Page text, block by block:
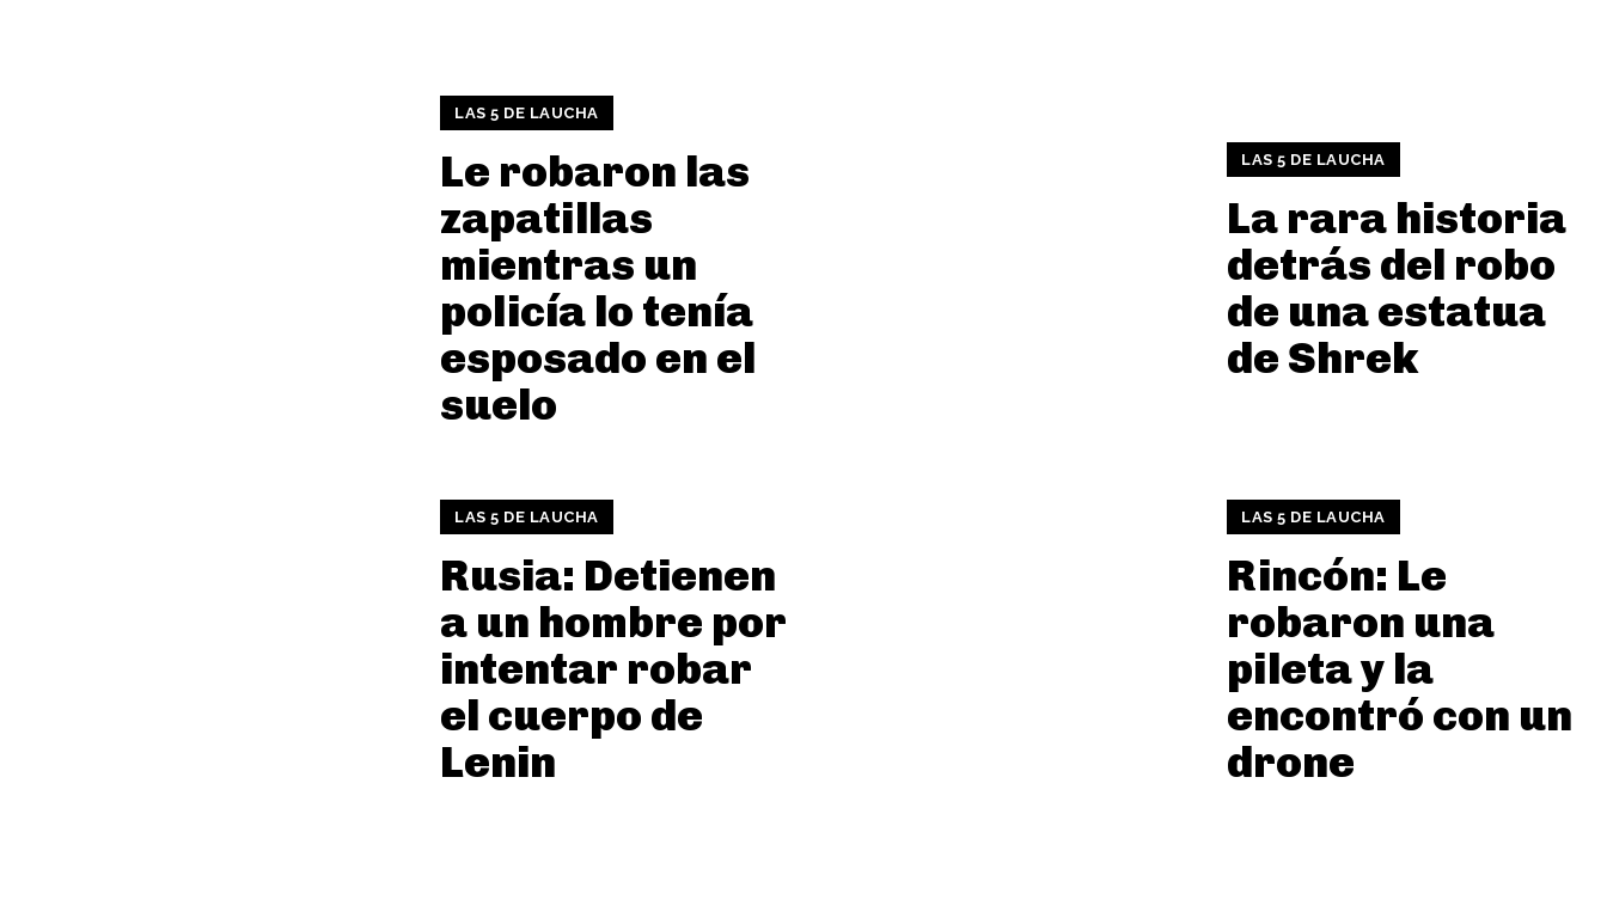
LAS 5 DE LAUCHA
Le robaron las
zapatillas
mientras un
policía lo tenía
esposado en el
suelo
LAS 5 DE LAUCHA
La rara historia
detrás del robo
de una estatua
de Shrek
LAS 5 DE LAUCHA
Rusia: Detienen
a un hombre por
intentar robar
el cuerpo de
Lenin
LAS 5 DE LAUCHA
Rincón: Le
robaron una
pileta y la
encontró con un
drone